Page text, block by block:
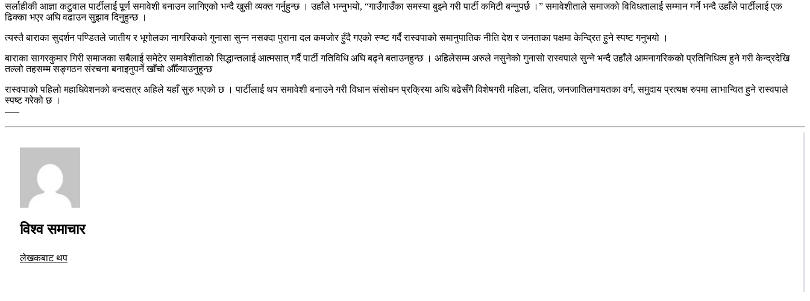
सर्लाहीकी आज्ञा कटुवाल पार्टीलाई पूर्ण समावेशी बनाउन लागिएको भन्दै खुसी व्यक्त गर्नुहुन्छ । उहाँले भन्नुभयो, “गाउँगाउँका समस्या बुझ्ने गरी पार्टी कमिटी बन्नुपर्छ ।” समावेशीताले समाजको विविधतालाई सम्मान गर्ने भन्दै उहाँले पार्टीलाई एक
ढिक्का भएर अघि वढाउन सुझाव दिनुहुन्छ ।
त्यस्तै बाराका सुदर्शन पण्डितले जातीय र भूगोलका नागरिकको गुनासा सुन्न नसक्दा पुराना दल कमजोर हुँदै गएको स्प्ष्ट गर्दै रास्वपाको समानुपातिक नीति देश र जनताका पक्षमा केन्द्रित हुने स्पष्ट गनुभयो ।
बाराका सागरकुमार गिरी समाजका सबैलाई समेटेर समावेशीताको सिद्धान्तलाई आत्मसात् गर्दै पार्टी गतिविधि अघि बढ्ने बताउनहुन्छ । अहिलेसम्म अरुले नसुनेको गुनासो रास्वपाले सुन्ने भन्दै उहाँले आमनागरिकको प्रतिनिधित्व हुने गरी केन्द्रदेखि
तल्लो तहसम्म सङ्गठन संरचना बनाइनुपर्ने खाँचो औँल्याउनुहुन्छ
रास्वपाको पहिलो महाधिवेशनको बन्दसत्र अहिले यहाँ सुरु भएको छ । पार्टीलाई थप समावेशी बनाउने गरी विधान संसोधन प्रक्रिया अघि बढेसँगै विशेषगरी महिला, दलित, जनजातिलगायतका वर्ग, समुदाय प्रत्यक्ष रुपमा लाभान्वित हुने रास्वपाले
स्पष्ट गरेको छ ।
–––
विश्व समाचार
लेखकबाट थप